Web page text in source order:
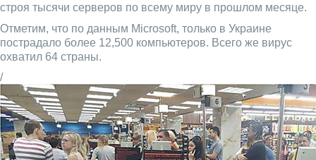
строя тысячи серверов по всему миру в прошлом месяце.
Отметим, что по данным Microsoft, только в Украине
пострадало более 12,500 компьютеров. Всего же вирус
охватил 64 страны.
/